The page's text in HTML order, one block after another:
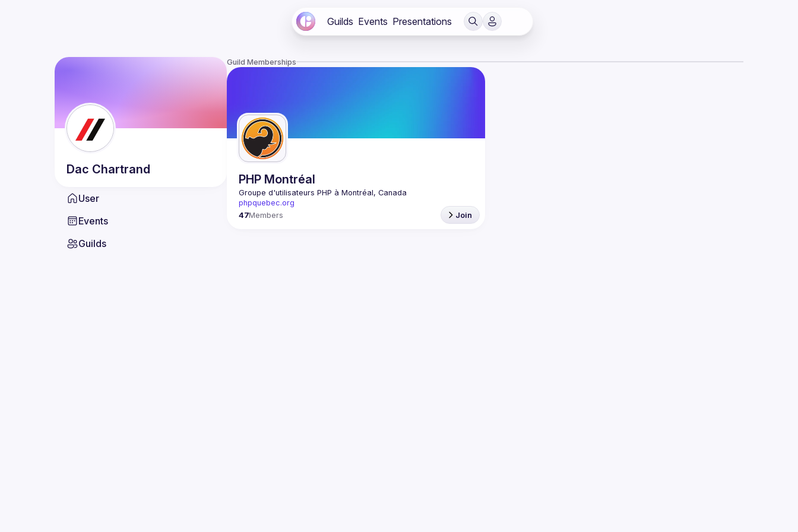
Guilds Events Presentations
Dac Chartrand
User
Events
Guilds
Guild Memberships
PHP Montréal
Groupe d'utilisateurs PHP à Montréal, Canada
phpquebec.org
47Members Join